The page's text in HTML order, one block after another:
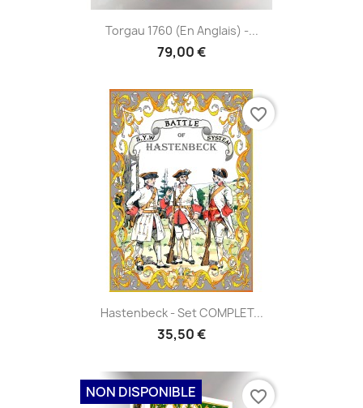
Torgau 1760 (en Anglais) -...
79,00 €
Hastenbeck - Set COMPLET...
35,50 €
favorite_border
NON DISPONIBLE favorite_border